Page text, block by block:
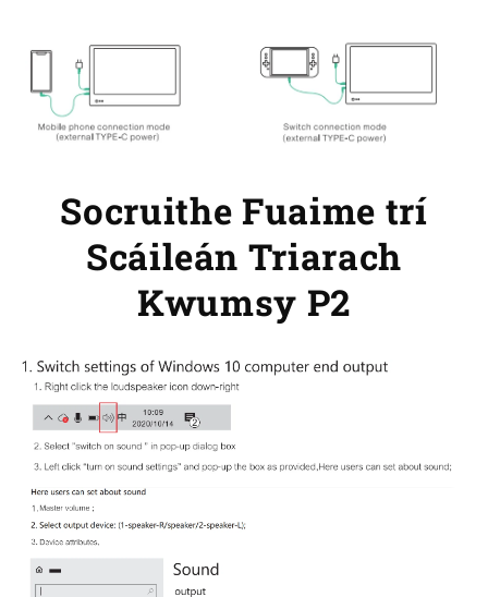
Socruithe Fuaime trí
Scáileán Triarach
Kwumsy P2